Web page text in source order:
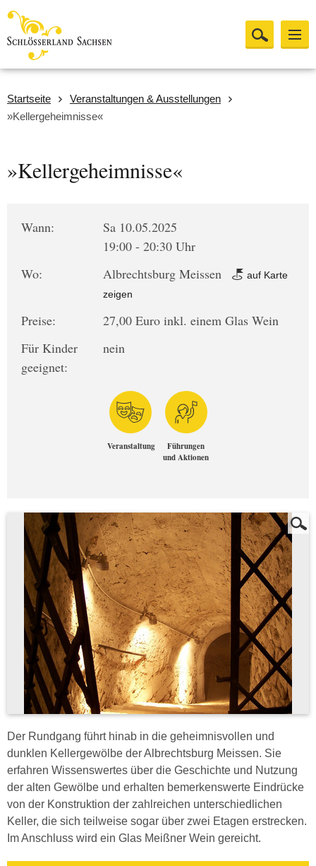
Startseite
Veranstaltungen & Ausstellungen
»Kellergeheimnisse«
»Kellergeheimnisse«
Wann:
Sa 10.05.2025
19:00 - 20:30 Uhr
Wo:
Albrechtsburg Meissen
auf Karte
zeigen
Preise:
27,00 Euro inkl. einem Glas Wein
Für Kinder
geeignet:
nein
Veranstaltung
Führungen
und Aktionen
Der Rundgang führt hinab in die geheimnisvollen und
dunklen Kellergewölbe der Albrechtsburg Meissen. Sie
erfahren Wissenswertes über die Geschichte und Nutzung
der alten Gewölbe und erhalten bemerkenswerte Eindrücke
von der Konstruktion der zahlreichen unterschiedlichen
Keller, die sich teilweise sogar über zwei Etagen erstrecken.
Im Anschluss wird ein Glas Meißner Wein gereicht.